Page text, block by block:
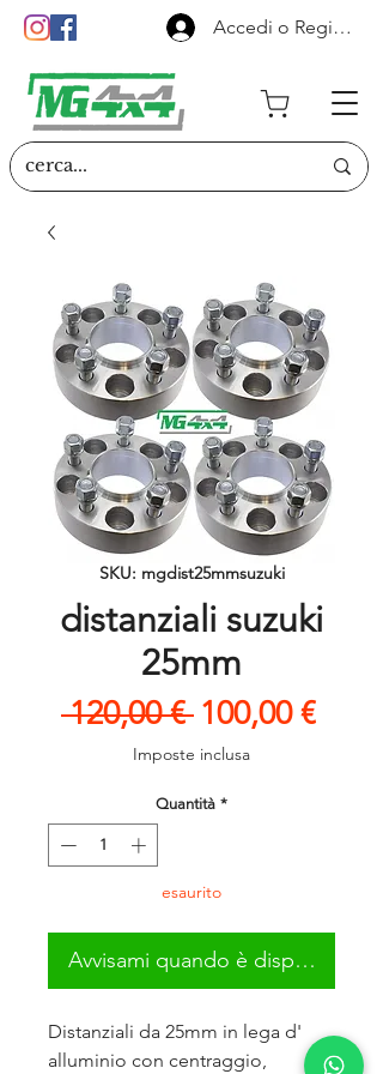
Accedi o Registrati
SKU: mgdist25mmsuzuki
distanziali suzuki
25mm
120,00 € Prezzo
regolare
100,00 €
Imposte inclusa
Quantità *
esaurito
Avvisami quando è disponibile
Distanziali da 25mm in lega d'
alluminio con centraggio,